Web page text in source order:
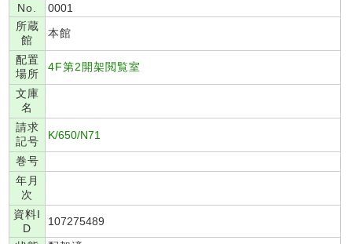
No.
0001
所蔵
館
本館
配置
場所
4F第2開架閲覧室
文庫
名
請求
記号
K/650/N71
巻号
年月
次
資料I
D
107275489